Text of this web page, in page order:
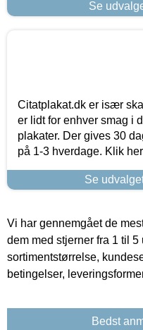
Se
Citatplakat.dk er især
er lidt for enhver smag i
plakater. Der gives 30
på 1-3 hverdage. Klik
Se
Vi har gennemgået de
dem med stjerner fra 1 til
sortimentstørrelse,
betingelser,
Bedst